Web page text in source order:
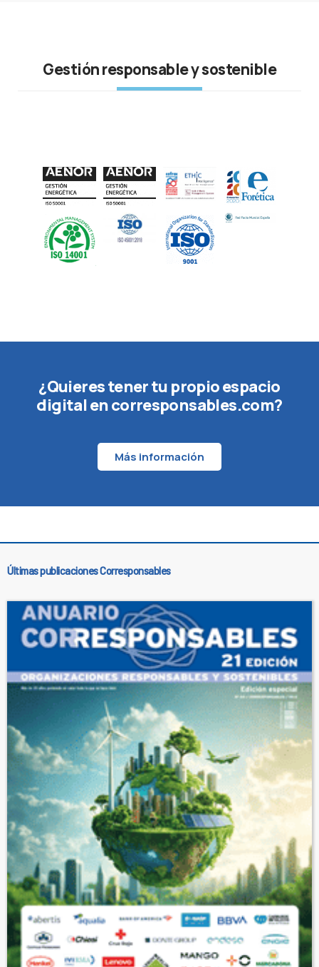
Gestión responsable y sostenible
¿Quieres tener tu propio espacio
digital en corresponsables.com?
Más información
Últimas publicaciones Corresponsables